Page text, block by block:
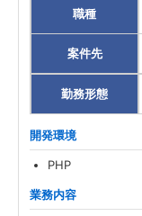
職種
案件先
勤務形態
開発環境
PHP
業務内容